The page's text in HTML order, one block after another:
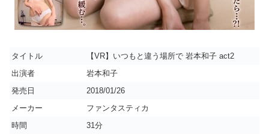
タイトル
【VR】いつもと違う場所で 岩本和子 act2
出演者
岩本和子
発売日
2018/01/26
メーカー
ファンタスティカ
時間
31分